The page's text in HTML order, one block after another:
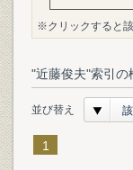
※クリックすると該
"近藤俊夫"索引
並び替え
1